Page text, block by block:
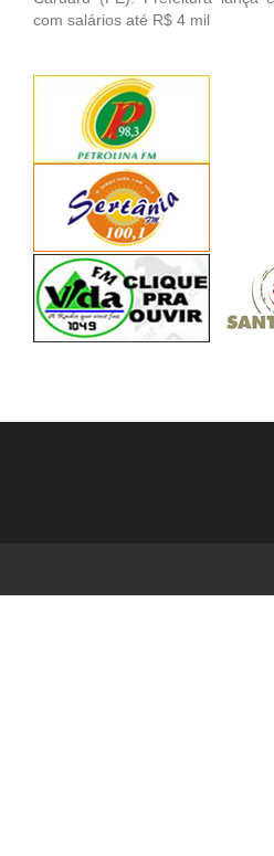
com salários até R$ 4 mil